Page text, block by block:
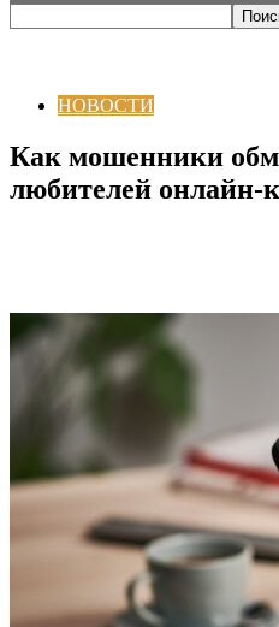
НОВОСТИ
Как мошенники
любителей онлайн-